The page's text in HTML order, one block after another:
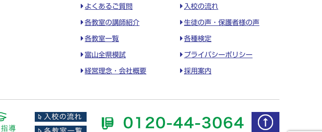
よくあるご質問 入校の流れ
各教室の講師紹介 生徒の声・保護者様の声
各教室一覧 各種検定
富山全県模試 プライバシーポリシー
経営理念・会社概要 採用案内